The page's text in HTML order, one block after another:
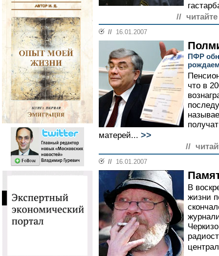
//
// 16.01.2007
ПФР
что в
матерей... >>
//
// 16.01.2007
В
жизни